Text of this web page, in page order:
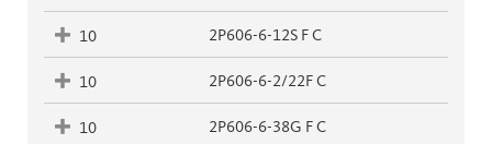
10 2P606-6-12S F C
10 2P606-6-2/22F C
10 2P606-6-38G F C